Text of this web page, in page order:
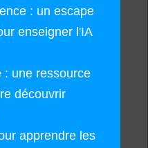
: un escape
enseigner l'IA
: une ressource
découvrir
apprendre les